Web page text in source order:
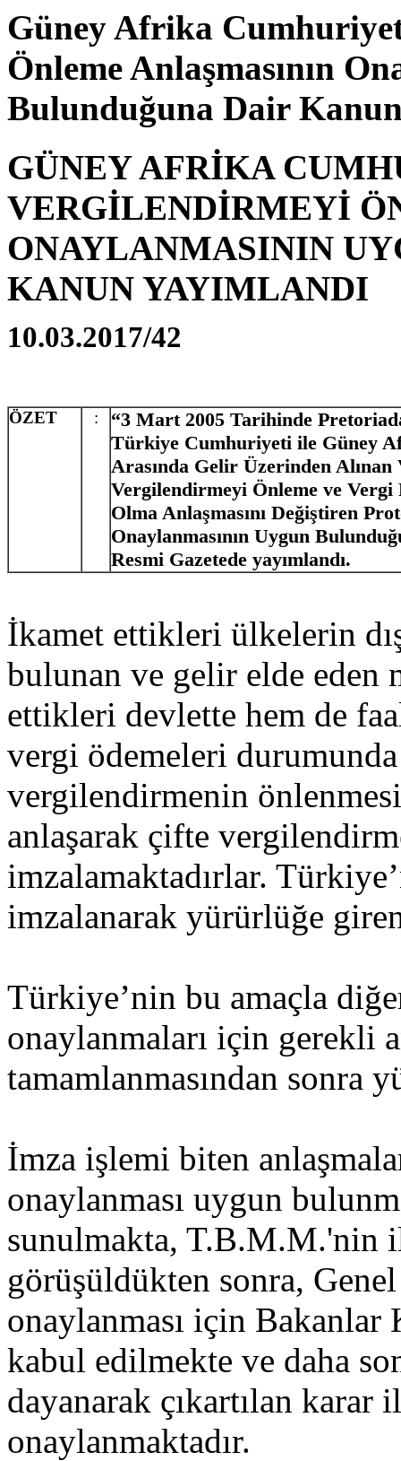
Güney Afrika
Önleme Anlaşmasının
Bulunduğuna Dair Kanun
GÜNEY AFRİKA
VERGİLENDİRMEYİ
ONAYLANMASININ
KANUN YAYIMLANDI
10.03.2017/42
ÖZET :
“3 Mart 2005 Tarihinde
Türkiye Cumhuriyeti ile Güney
Arasında Gelir Üzerinden
Vergilendirmeyi Önleme ve Vergi
Olma Anlaşmasını Değiştiren
Onaylanmasının Uygun
Resmi Gazetede yayımlandı.
İkamet ettikleri ülkelerin
bulunan ve gelir elde
ettikleri devlette hem de
vergi ödemeleri
vergilendirmenin
anlaşarak çifte
imzalamaktadırlar.
imzalanarak yürürlüğe
Türkiye’nin bu amaçla
onaylanmaları için gerekli
tamamlanmasından sonra
İmza işlemi biten
onaylanması uygun
sunulmakta, T.B.M.M.'nin
görüşüldükten sonra,
onaylanması için
kabul edilmekte ve daha
dayanarak çıkartılan
onaylanmaktadır.